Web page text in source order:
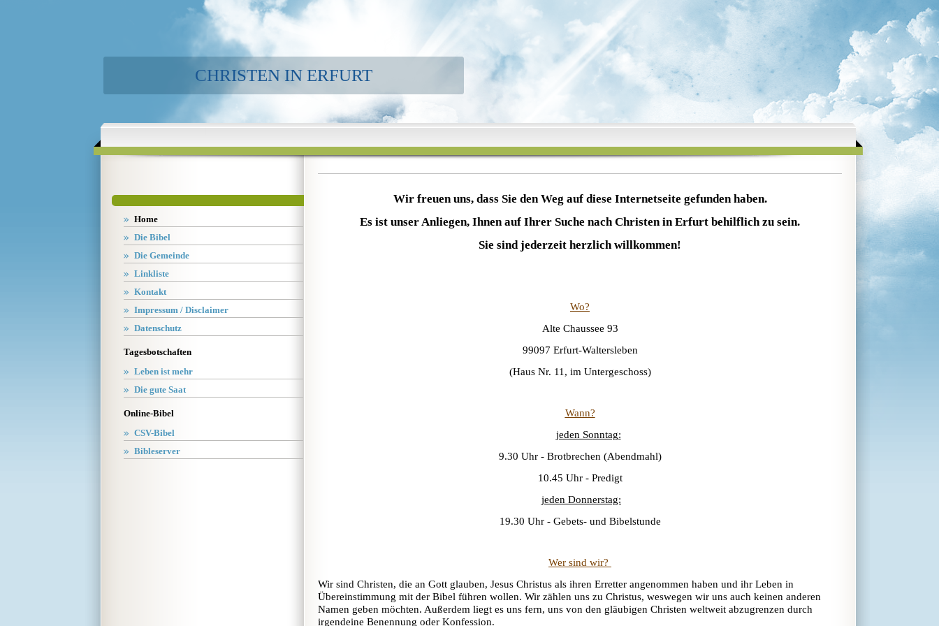
CHRISTEN IN ERFURT
Home
Die Bibel
Die Gemeinde
Linkliste
Kontakt
Impressum / Disclaimer
Datenschutz
Tagesbotschaften
Leben ist mehr
Die gute Saat
Online-Bibel
CSV-Bibel
Bibleserver
Wir freuen uns, dass Sie den Weg auf diese Internetseite gefunden haben.
Es ist unser Anliegen, Ihnen auf Ihrer Suche nach Christen in Erfurt behilflich zu sein.
Sie sind jederzeit herzlich willkommen!
Wo?
Alte Chaussee 93
99097 Erfurt-Waltersleben
(Haus Nr. 11, im Untergeschoss)
Wann?
jeden Sonntag:
9.30 Uhr - Brotbrechen (Abendmahl)
10.45 Uhr - Predigt
jeden Donnerstag:
19.30 Uhr - Gebets- und Bibelstunde
Wer sind wir?
Wir sind Christen, die an Gott glauben, Jesus Christus als ihren Erretter angenommen haben und ihr Leben in
Übereinstimmung mit der Bibel führen wollen. Wir zählen uns zu Christus, weswegen wir uns auch keinen anderen
Namen geben möchten. Außerdem liegt es uns fern, uns von den gläubigen Christen weltweit abzugrenzen durch
irgendeine Benennung oder Konfession.